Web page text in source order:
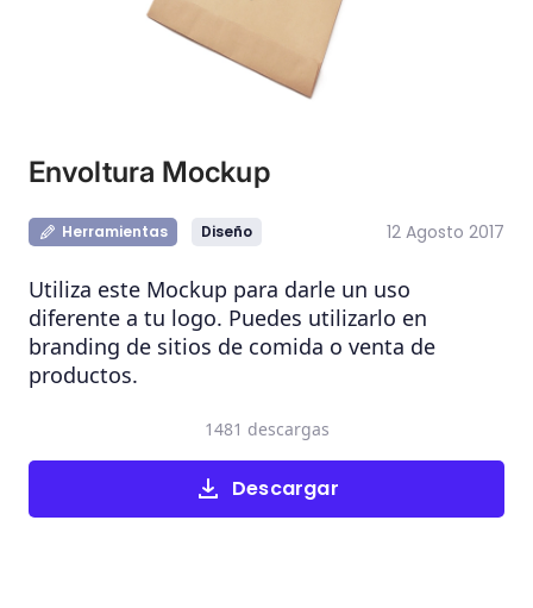
Envoltura Mockup
Herramientas Diseño 12 Agosto 2017
Utiliza este Mockup para darle un uso
diferente a tu logo. Puedes utilizarlo en
branding de sitios de comida o venta de
productos.
Descargar
1481 descargas